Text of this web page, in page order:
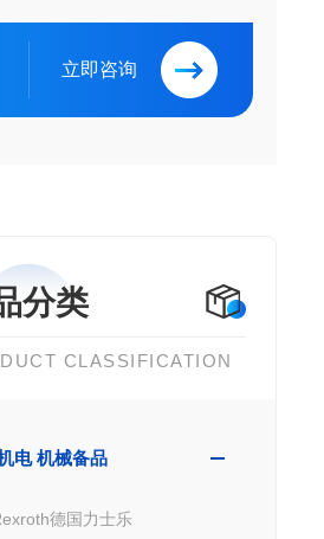
立即咨询
分类
CLASSIFICATION
电 机械备品
德国力士乐